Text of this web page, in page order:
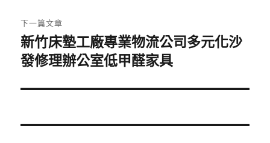
章:
下一篇文章
下
一
文
新竹床墊工廠專業物流公司多元化沙
發修理辦公室低甲醛家具